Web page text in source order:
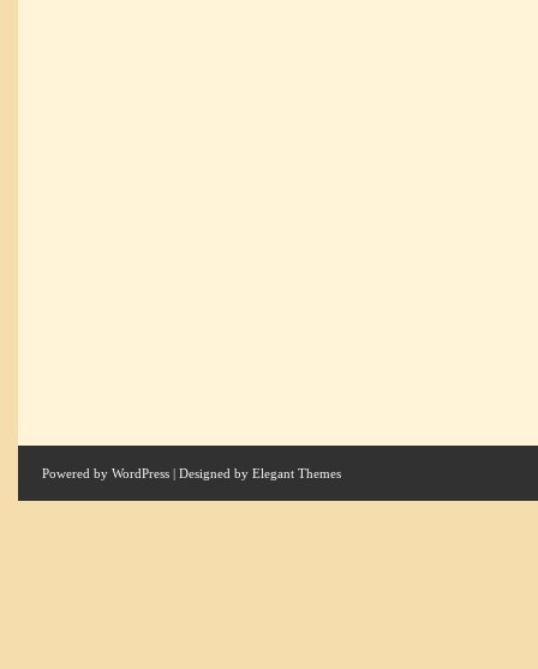
Powered by WordPress | Designed by Elegant Themes